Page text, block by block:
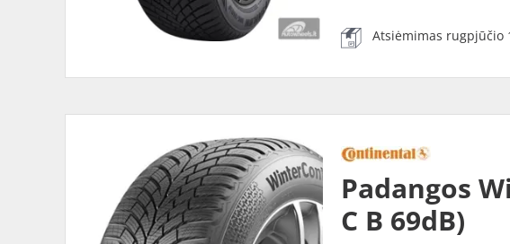
Atsiėmimas rugpjūčio
Padangos
C B 69dB)